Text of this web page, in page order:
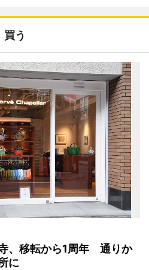
買う
、移転から1周年 通りか
に